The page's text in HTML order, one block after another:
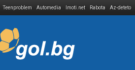
Teenproblem Automedia Imoti.net Rabota Az-deteto